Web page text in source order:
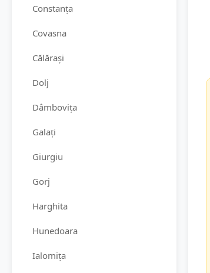
Constanța
Covasna
Călărași
Dolj
Dâmbovița
Galați
Giurgiu
Gorj
Harghita
Hunedoara
Ialomița